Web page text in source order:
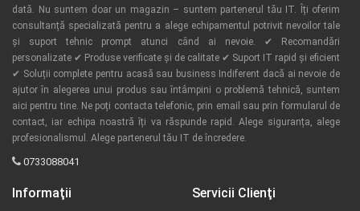
dată. Nu suntem doar un magazin – suntem partenerul tău IT. Îți oferim
consultanță specializată pentru a alege echipamentul potrivit nevoilor tale
și suport tehnic prompt atunci când ai nevoie. ✔ Recomandări
personalizate ✔ Produse verificate și de calitate ✔ Suport IT rapid și eficient
✔ Soluții complete pentru acasă sau business Indiferent dacă ai nevoie de
ajutor în alegerea unui produs sau întâmpini o problemă tehnică, suntem
aici pentru tine. Ne poți contacta telefonic, prin email sau prin formularul de
contact, iar echipa noastră îți va răspunde rapid. Alege siguranța, alege
profesionalismul. Alege partenerul tău IT de încredere.
0733088041
Informaţii Servicii Clienţi